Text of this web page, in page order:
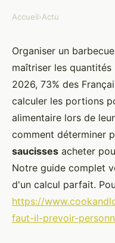
Combien de
pour un
Maria•30 janvier 2026• 7
Accueil›Actu
Organiser un
maîtriser les
2026, 73% des
calculer les portions
alimentaire lors de
comment déterminer
saucisses acheter
Notre guide complet
d'un calcul parfait.
https://
faut-il-prevoir-